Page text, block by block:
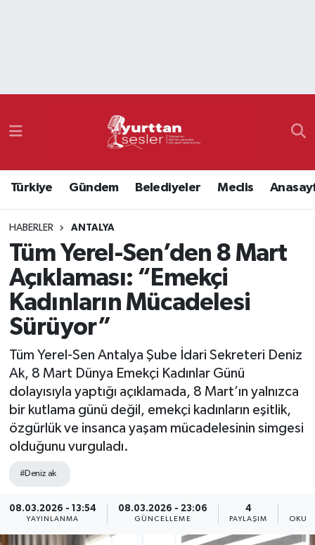
Türkiye Gündem Belediyeler Meclis
HABERLER ANTALYA
Tüm Yerel-Sen’den 8 Mart
Açıklaması: “Emekçi
Kadınların Mücadelesi
Sürüyor”
Tüm Yerel-Sen Antalya Şube İdari Sekreteri Deniz
Ak, 8 Mart Dünya Emekçi Kadınlar Günü
dolayısıyla yaptığı açıklamada, 8 Mart’ın yalnızca
bir kutlama günü değil, emekçi kadınların eşitlik,
özgürlük ve insanca yaşam mücadelesinin simgesi
olduğunu vurguladı.
#Deniz ak
08.03.2026 - 13:54
YAYINLANMA
08.03.2026 - 23:06
GÜNCELLEME
4
PAYLAŞIM
Namaz Vakitleri
Süper Lig Puan Durumu ve Fikstür
Tüm Manşetler
Son Dakika Haberleri
Haber Arşivi